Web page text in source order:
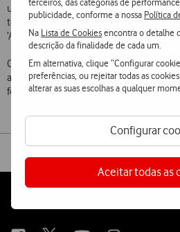
publicidade, conforme a nossa Política
Na Lista de Cookiesencontra o detalhe
descrição da finalidade de cada um.
Em alternativa, clique “Configurar
preferências, ou rejeitar todas as
alterar as suas escolhas a qualquer
Configurar
Aceitar todas as
uma vez que os mesmos podem
terão que escolher ‘Aceitar/Rejeitar’
‘Aceitar’ apenas uma.
O delightde Dia dos Namorados é
através da App My Vodafone, poderá ser
fevereiro e usufruido entre os dias 10 e
Share
social
media
Follow
Social